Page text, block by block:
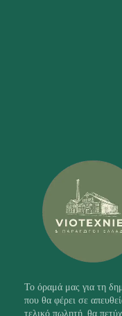
Το όραμά μας για τη
που θα φέρει σε